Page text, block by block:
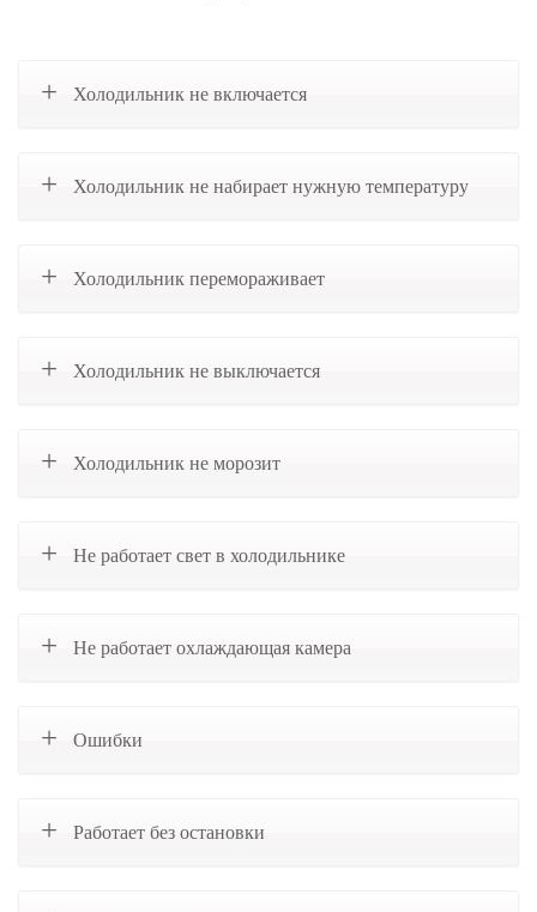
Холодильник не включается
Холодильник не набирает нужную температуру
Холодильник перемораживает
Холодильник не выключается
Холодильник не морозит
Не работает свет в холодильнике
Не работает охлаждающая камера
Ошибки
Работает без остановки